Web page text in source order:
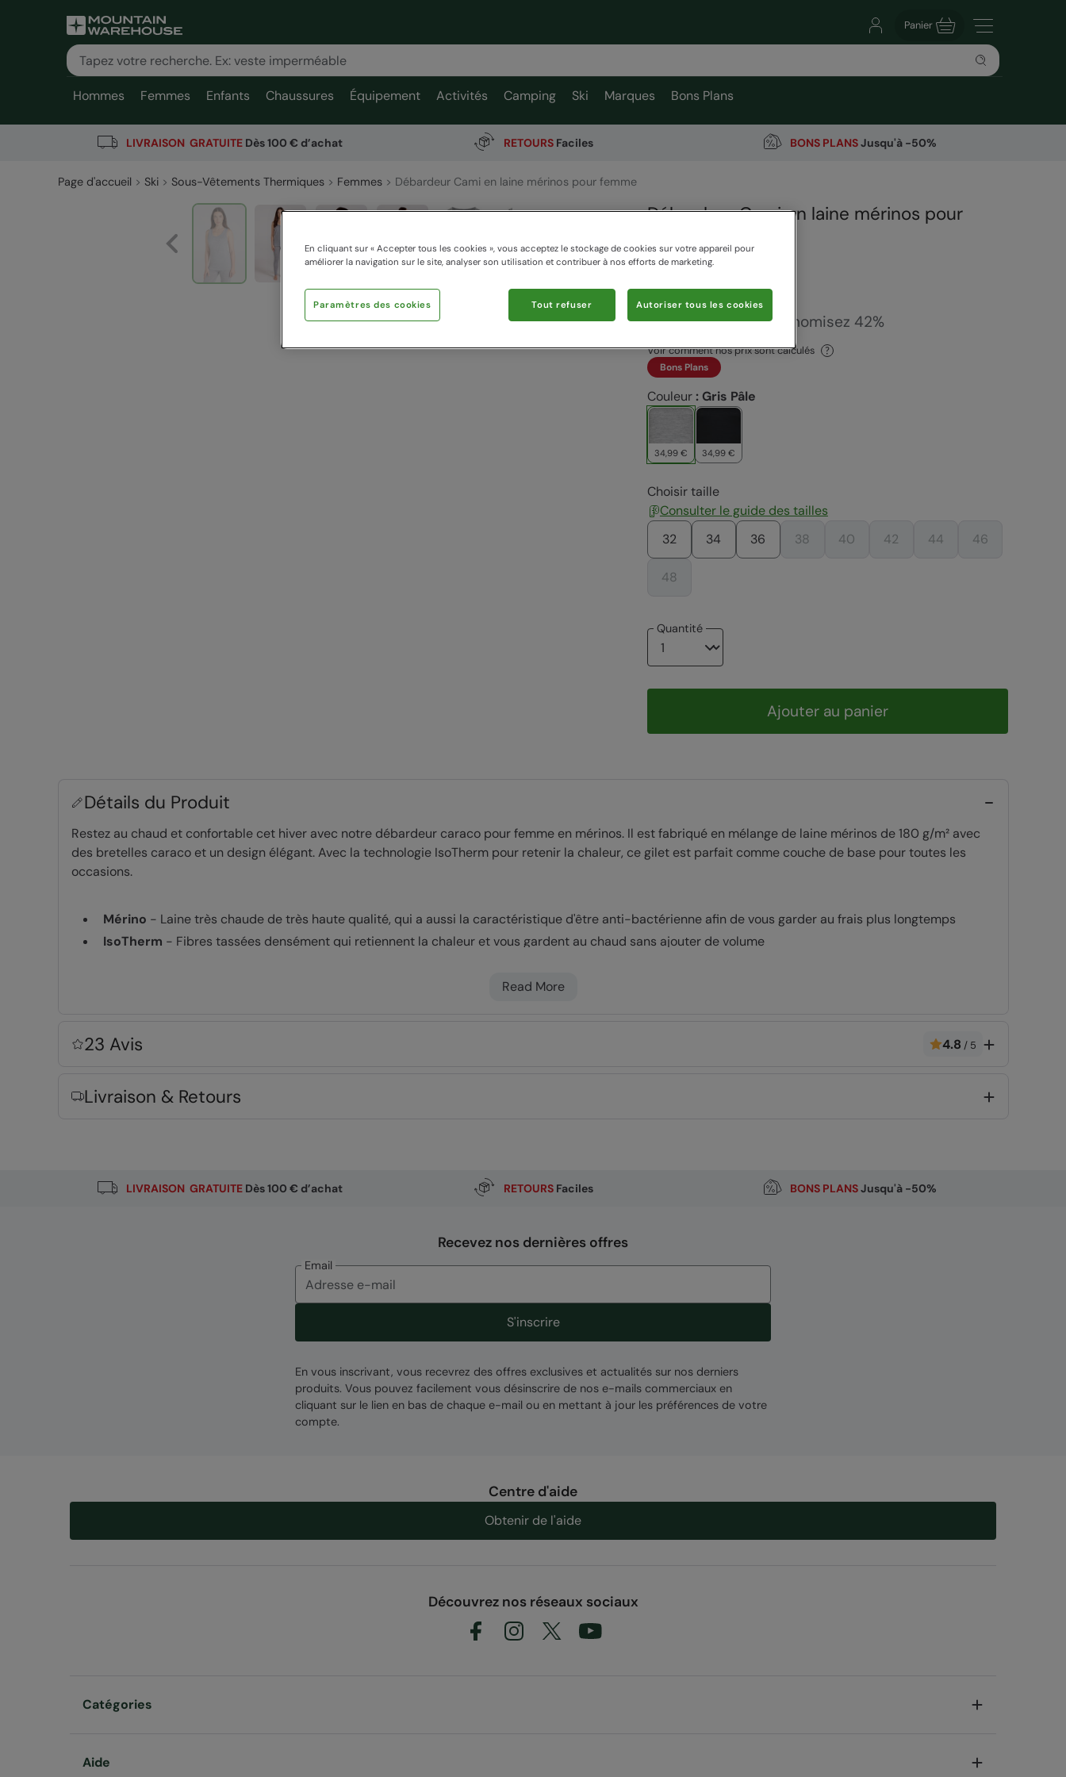
Panier
Hommes Femmes Enfants Chaussures Équipement Activités Camping Ski Marques Bons Plans
LIVRAISON GRATUITEDès 100 € d’achat RETOURS Faciles BONS PLANSJusqu'à -50%
Page d'accueil Ski Sous-Vêtements Thermiques Femmes Débardeur Cami en laine mérinos pour femme
Débardeur Cami en laine mérinos pour
Mountain Warehouse
59,99 €Vous économisez 42%
Voir comment nos prix sont calculés
Bons Plans
Couleur :Gris Pâle
34,99 € 34,99 €
Choisir taille
Consulter le guide des tailles
32
34 36 38 40 42 44 46
48
Quantité
Ajouter au panier
Détails du Produit
Restez au chaud et confortable cet hiver avec notre débardeur caraco pour femme en mérinos. Il est fabriqué en mélange de laine mérinos de 180 g/m² avec
des bretelles caraco et un design élégant. Avec la technologie IsoTherm pour retenir la chaleur, ce gilet est parfait comme couche de base pour toutes les
occasions.
Mérino - Laine très chaude de très haute qualité, qui a aussi la caractéristique d'être anti-bactérienne afin de vous garder au frais plus longtemps
IsoTherm - Fibres tassées densément qui retiennent la chaleur et vous gardent au chaud sans ajouter de volume
Composition
Mountain Warehouse Polska Spółka z Ograniczoną Odpowiedzialnością, ul. Grzybowska 87, 00-844 Warszawa, Poland
Read More
23 Avis 4.8 / 5
Livraison & Retours
LIVRAISON GRATUITEDès 100 € d’achat RETOURS Faciles BONS PLANSJusqu'à -50%
Recevez nos dernières offres
Email
S'inscrire
En vous inscrivant, vous recevrez des offres exclusives et actualités sur nos derniers
produits. Vous pouvez facilement vous désinscrire de nos e-mails commerciaux en
cliquant sur le lien en bas de chaque e-mail ou en mettant à jour les préférences de votre
compte.
Centre d'aide
Obtenir de l'aide
Découvrez nos réseaux sociaux
Catégories
Aide
En cliquant sur « Accepter tous les cookies », vous acceptez le stockage de cookies sur votre appareil pour
améliorer la navigation sur le site, analyser son utilisation et contribuer à nos efforts de marketing.
Paramètres des cookies Tout refuser Autoriser tous les cookies